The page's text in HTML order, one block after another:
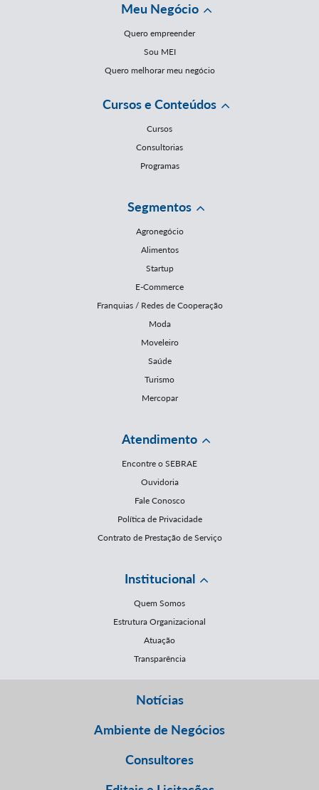
Meu Negócio
Quero empreender
Sou MEI
Quero melhorar meu negócio
Cursos e Conteúdos
Cursos
Consultorias
Programas
Segmentos
Agronegócio
Alimentos
Startup
E-Commerce
Franquias / Redes de Cooperação
Moda
Moveleiro
Saúde
Turismo
Mercopar
Atendimento
Encontre o SEBRAE
Ouvidoria
Fale Conosco
Política de Privacidade
Contrato de Prestação de Serviço
Institucional
Quem Somos
Estrutura Organizacional
Atuação
Transparência
Notícias
Ambiente de Negócios
Consultores